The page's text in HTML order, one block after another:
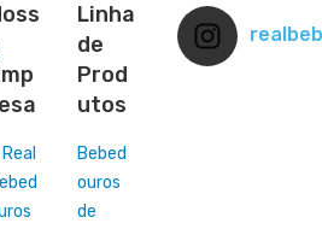
Linha
de
Prod
utos
Bebed
ouros
de